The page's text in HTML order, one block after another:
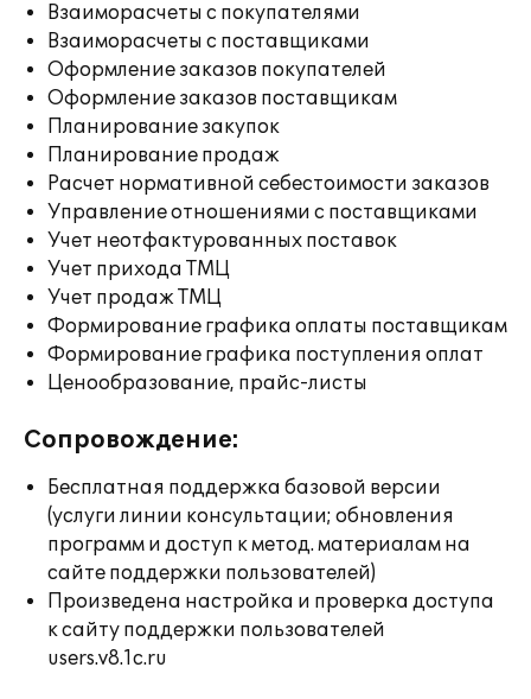
Взаиморасчеты с покупателями
Взаиморасчеты с поставщиками
Оформление заказов покупателей
Оформление заказов поставщикам
Планирование закупок
Планирование продаж
Расчет нормативной себестоимости заказов
Управление отношениями с поставщиками
Учет неотфактурованных поставок
Учет прихода ТМЦ
Учет продаж ТМЦ
Формирование графика оплаты поставщикам
Формирование графика поступления оплат
Ценообразование, прайс-листы
Сопровождение:
Бесплатная поддержка базовой версии
(услуги линии консультации; обновления
программ и доступ к метод. материалам на
сайте поддержки пользователей)
Произведена настройка и проверка доступа
к сайту поддержки пользователей
users.v8.1c.ru